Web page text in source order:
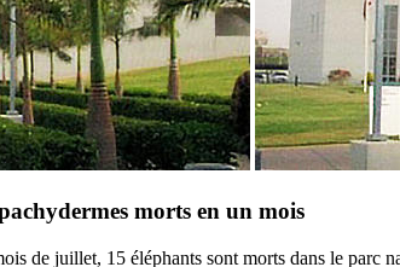
morts en un mois
de juillet, 15 éléphants sont morts dans le parc